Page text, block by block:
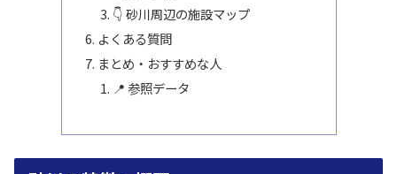
👇 砂川周辺の施設マップ
よくある質問
まとめ・おすすめな人
📍 参照データ